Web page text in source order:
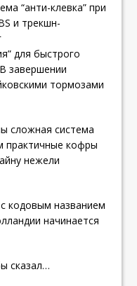
“анти-клевка” при
и трекшн-
для быстрого
завершении
тормозами
сложная система
практичные кофры
нежели
кодовым названием
начинается
сказал…